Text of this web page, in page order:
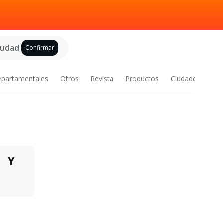
Confirmar
Otros Revista Productos Ciudades
Y